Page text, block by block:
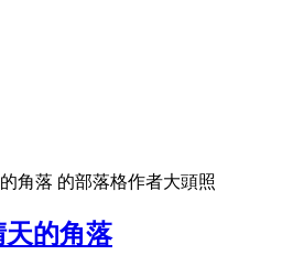
角落 的部落格作者大頭照
天的角落